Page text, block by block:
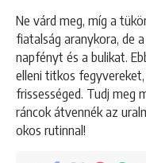
Ne várd meg, míg a
fiatalság aranykora, de
napfényt és a bulikat.
elleni titkos
frissességed. Tudj meg
ráncok átvennék az
okos rutinnal!